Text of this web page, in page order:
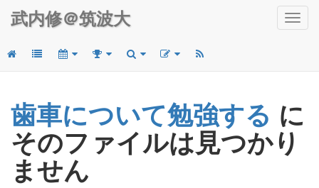
武内修＠筑波大
歯車について勉強する に
そのファイルは見つかり
ません